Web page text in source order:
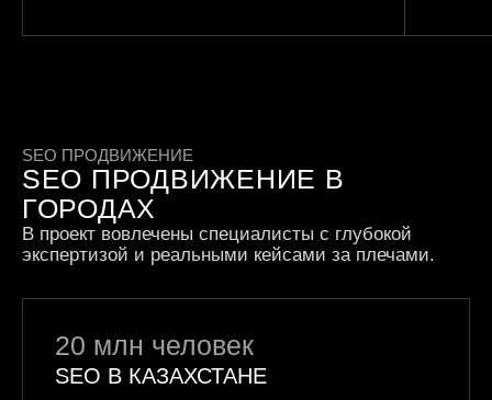
SEO ПРОДВИЖЕНИЕ
SEO ПРОДВИЖЕНИЕ В
ГОРОДАХ
В проект вовлечены специалисты с глубокой
экспертизой и реальными кейсами за плечами.
20 млн человек
SEO В КАЗАХСТАНЕ